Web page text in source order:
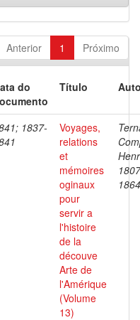
Anterior 1 Próximo
do
Título
1837-
Voyages,
relations
et
mémoires
oginaux
pour
servir a
l'histoire
de la
découve
Arte de
l'Amérique
(Volume
13)
1864